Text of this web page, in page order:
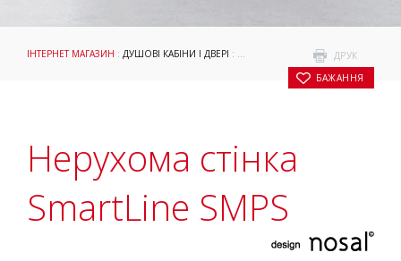
ДРУК
БАЖАННЯ
ІНТЕРНЕТ МАГАЗИН : ДУШОВІ КАБІНИ І ДВЕРІ : ПРИЙМАННЯ ДУШУ : НЕРУХОМА
Нерухома стінка
SmartLine SMPS